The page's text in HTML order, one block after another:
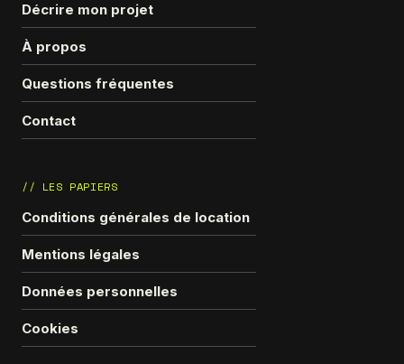
Décrire mon projet
À propos
Questions fréquentes
Contact
// LES PAPIERS
Conditions générales de location
Mentions légales
Données personnelles
Cookies